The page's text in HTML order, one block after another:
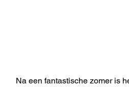
Na een fantastische zomer is